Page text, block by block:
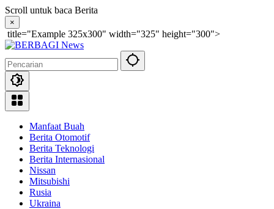
Langsung
ke
konten
Scroll untuk baca Berita
×
title="Example 325x300" width="325" height="300">
Manfaat Buah
Berita Otomotif
Berita Teknologi
Berita Internasional
Nissan
Mitsubishi
Rusia
Ukraina